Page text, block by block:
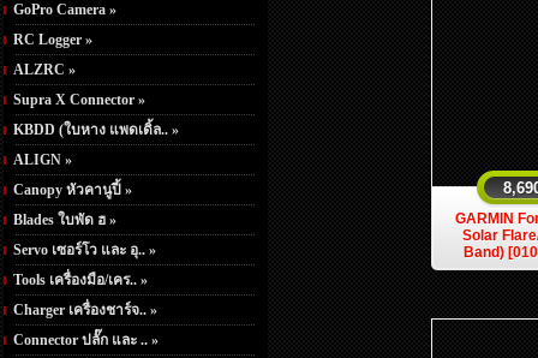
GoPro Camera »
RC Logger »
ALZRC »
Supra X Connector »
KBDD (ใบหาง แพดเดิ้ล.. »
ALIGN »
Canopy หัวคานูปี้ »
Blades ใบพัด ฮ »
Servo เซอร์โว และ อุ.. »
Tools เครื่องมือ/เคร.. »
Charger เครื่องชาร์จ.. »
Connector ปลั๊ก และ .. »
GARMIN
Solar
Band)